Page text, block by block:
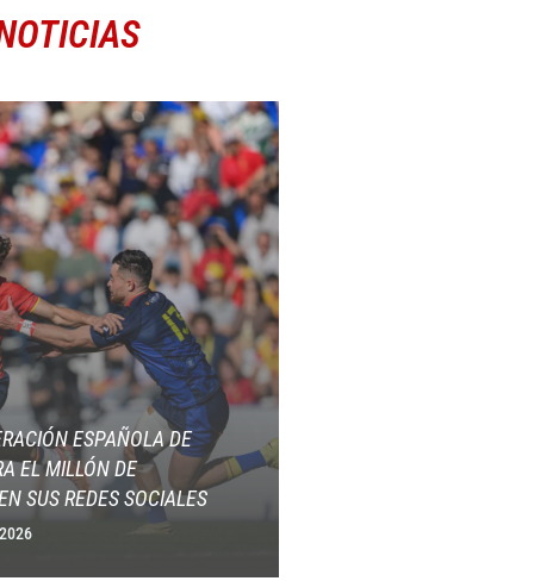
ESPAÑOLA DE
EL MILLÓN DE
SUS REDES SOCIALES